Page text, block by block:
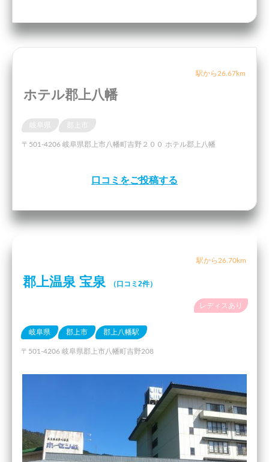
駅から26.67km
ホテル郡上八幡
岐阜県
〒501-4206 岐阜県郡上市八幡町吉野２００ ホテル郡上八幡
口コミをご投稿する
駅から26.70km
郡上温泉 宝泉 （口コミ2件）
レディスあり
岐阜県 郡上市 郡上八幡駅
〒501-4206 岐阜県郡上市八幡町吉野208